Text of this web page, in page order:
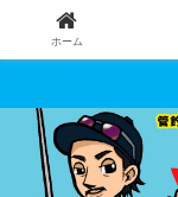
ホーム